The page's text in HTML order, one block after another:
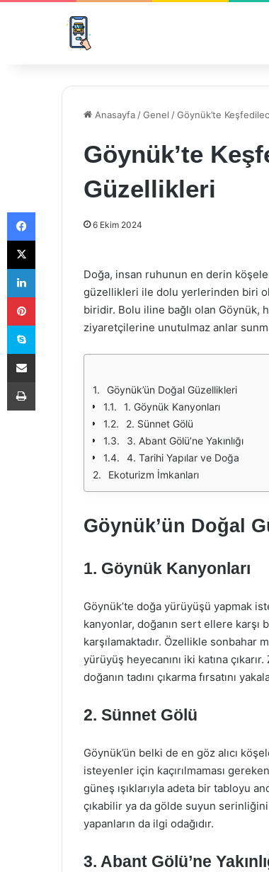
Anasayfa /Genel /Göynük’te
Göynük’te
Güzellikleri
6 Ekim 2024
Doğa, insan ruhunun en derin
güzellikleri ile dolu yerlerinden biri
biridir. Bolu iline bağlı olan Göynük,
ziyaretçilerine unutulmaz anlar
Göynük’ün Doğal Güzellikleri
1. Göynük Kanyonları
2. Sünnet Gölü
3. Abant Gölü’ne Yakınlığı
4. Tarihi Yapılar ve Doğa
Ekoturizm İmkanları
Göynük’ün Doğal
1. Göynük Kanyonları
Göynük’te doğa yürüyüşü yapmak
kanyonlar, doğanın sert ellere
karşılamaktadır. Özellikle sonbahar
yürüyüş heyecanını iki katına
doğanın tadını çıkarma fırsatını
2. Sünnet Gölü
Göynük’ün belki de en göz alıcı
isteyenler için kaçırılmaması
güneş ışıklarıyla adeta bir tabloyu
çıkabilir ya da gölde suyun
yapanların da ilgi odağıdır.
3. Abant Gölü’ne
Facebook
X
LinkedIn
Pinterest
Skype
E-Posta ile paylaş